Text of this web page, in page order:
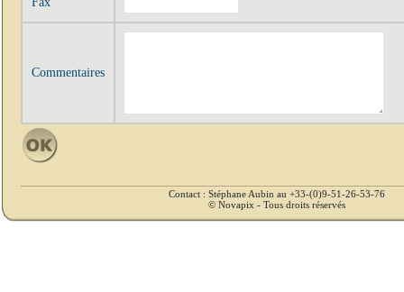
Commentaires
Contact : Stéphane Aubin au +33-(0)9-51-26-53-76
© Novapix - Tous droits réservés